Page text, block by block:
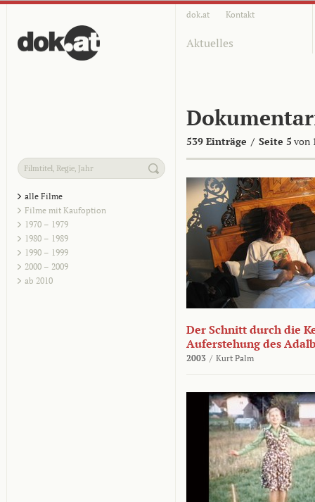
dok.at Kontakt
Aktuelles
539 Einträge / Seite 5 von
alle Filme
Filme mit Kaufoption
1970 – 1979
1980 – 1989
1990 – 1999
2000 – 2009
ab 2010
Der Schnitt durch die
Auferstehung des
2003 / Kurt Palm